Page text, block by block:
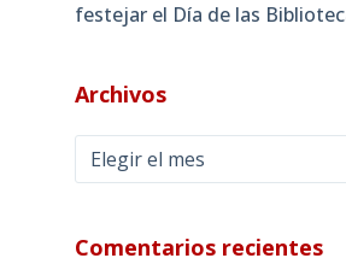
festejar el Día de las
Archivos
Archivos
Comentarios recientes